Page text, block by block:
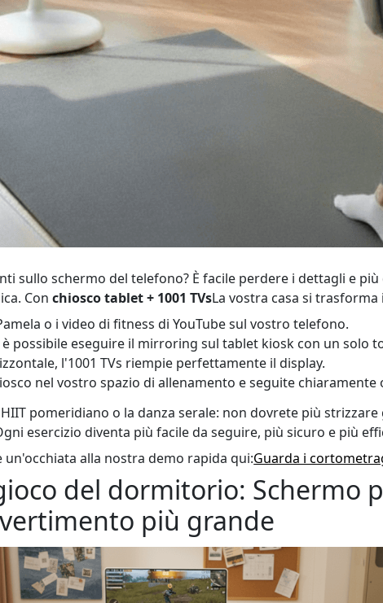
sullo schermo del telefono? È facile perdere i dettagli e
Con chiosco tablet + 1001 TVsLa vostra casa si
o i video di fitness di YouTube sul vostro telefono.
è possibile eseguire il mirroring sul tablet kiosk con un solo
l'1001 TVs riempie perfettamente il display.
nel vostro spazio di allenamento e seguite
pomeridiano o la danza serale: non dovrete più strizzare
esercizio diventa più facile da seguire, più sicuro e più
un'occhiata alla nostra demo rapida qui:Guarda i
del dormitorio: Schermo
più grande